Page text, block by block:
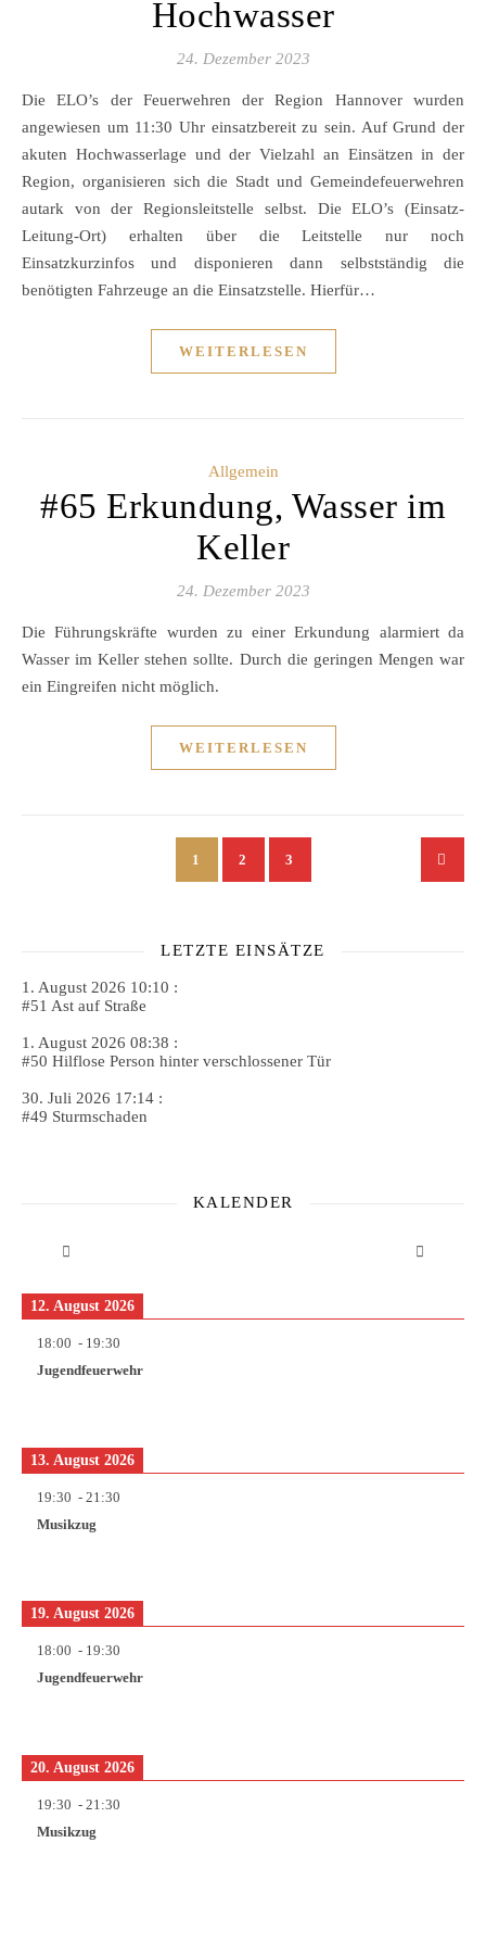
Hochwasser
24. Dezember 2023
Die ELO’s der Feuerwehren der Region Hannover wurden
angewiesen um 11:30 Uhr einsatzbereit zu sein. Auf Grund der
akuten Hochwasserlage und der Vielzahl an Einsätzen in der
Region, organisieren sich die Stadt und Gemeindefeuerwehren
autark von der Regionsleitstelle selbst. Die ELO’s (Einsatz-
Leitung-Ort) erhalten über die Leitstelle nur noch
Einsatzkurzinfos und disponieren dann selbstständig die
benötigten Fahrzeuge an die Einsatzstelle. Hierfür…
WEITERLESEN
Allgemein
#65 Erkundung, Wasser im
Keller
24. Dezember 2023
Die Führungskräfte wurden zu einer Erkundung alarmiert da
Wasser im Keller stehen sollte. Durch die geringen Mengen war
ein Eingreifen nicht möglich.
WEITERLESEN
1 2 3
LETZTE EINSÄTZE
1. August 2026 10:10 :
#51 Ast auf Straße
1. August 2026 08:38 :
#50 Hilflose Person hinter verschlossener Tür
30. Juli 2026 17:14 :
#49 Sturmschaden
KALENDER
12. August 2026
18:00 - 19:30
Jugendfeuerwehr
13. August 2026
19:30 - 21:30
Musikzug
19. August 2026
18:00 - 19:30
Jugendfeuerwehr
20. August 2026
19:30 - 21:30
Musikzug